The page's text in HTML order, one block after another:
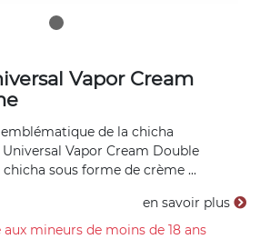
Vapor Cream
de la chicha
Vapor Cream Double
sous forme de crème ...
en savoir plus
mineurs de moins de 18 ans